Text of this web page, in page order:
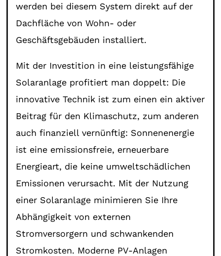
werden bei diesem System direkt auf der
Dachfläche von Wohn- oder
Geschäftsgebäuden installiert.
Mit der Investition in eine leistungsfähige
Solaranlage profitiert man doppelt: Die
innovative Technik ist zum einen ein aktiver
Beitrag für den Klimaschutz, zum anderen
auch finanziell vernünftig: Sonnenenergie
ist eine emissionsfreie, erneuerbare
Energieart, die keine umweltschädlichen
Emissionen verursacht. Mit der Nutzung
einer Solaranlage minimieren Sie Ihre
Abhängigkeit von externen
Stromversorgern und schwankenden
Stromkosten. Moderne PV-Anlagen